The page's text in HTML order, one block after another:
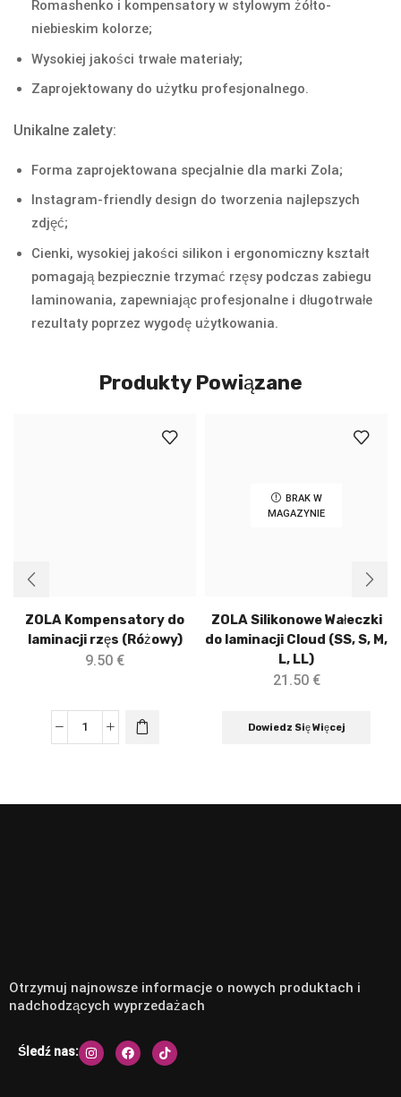
Romashenko i kompensatory w stylowym żółto-
niebieskim kolorze;
Wysokiej jakości trwałe materiały;
Zaprojektowany do użytku profesjonalnego.
Unikalne zalety:
Forma zaprojektowana specjalnie dla marki Zola;
Instagram-friendly design do tworzenia najlepszych
zdjęć;
Cienki, wysokiej jakości silikon i ergonomiczny kształt
pomagają bezpiecznie trzymać rzęsy podczas zabiegu
laminowania, zapewniając profesjonalne i długotrwałe
rezultaty poprzez wygodę użytkowania.
Produkty Powiązane
ZOLA Kompensatory do
laminacji rzęs (Różowy)
9.50 €
BRAK W
MAGAZYNIE
ZOLA Silikonowe Wałeczki
do laminacji Cloud (SS, S, M,
L, LL)
21.50 €
Dowiedz Się Więcej
Otrzymuj najnowsze informacje o nowych produktach i
nadchodzących wyprzedażach
Śledź nas: